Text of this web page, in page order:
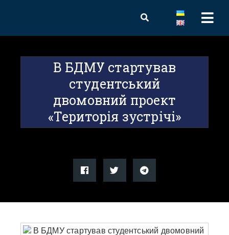
В БДМУ стартував
студентський
двомовний проект
«Територія зустрічі»